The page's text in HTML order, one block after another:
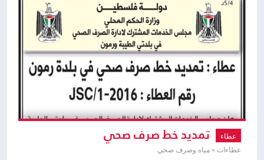
عطاء تمديد خط صرف صحي
عطاءات » مياه وصرف صحي